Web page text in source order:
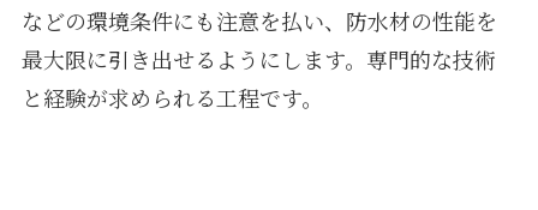
などの環境条件にも注意を払い、防水材の性能を
最大限に引き出せるようにします。専門的な技術
と経験が求められる工程です。